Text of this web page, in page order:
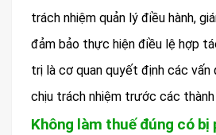
trách nhiệm quản lý điều hành,
đảm bảo thực hiện điều lệ hợp
trị là cơ quan quyết định các vấn
chịu trách nhiệm trước các thành
Không làm thuế đúng có bị